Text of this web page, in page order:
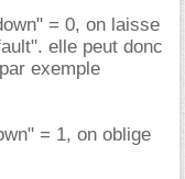
= 0, on laisse
elle peut donc
exemple
= 1, on oblige